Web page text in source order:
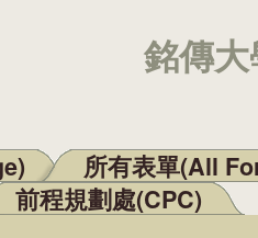
銘傳
所有表單(All
前程規劃處(CPC)